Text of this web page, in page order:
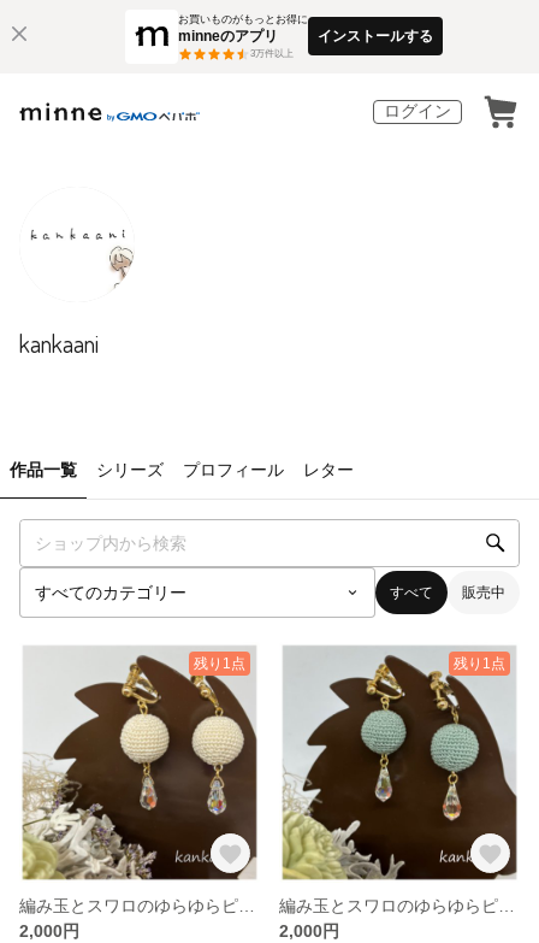
お買いものがもっとお得に
minneのアプリ
3万件以上
インストールする
ログイン
kankaani
作品一覧 シリーズ プロフィール レター
すべて 販売中
残り1点
2,000円
残り1点
2,000円